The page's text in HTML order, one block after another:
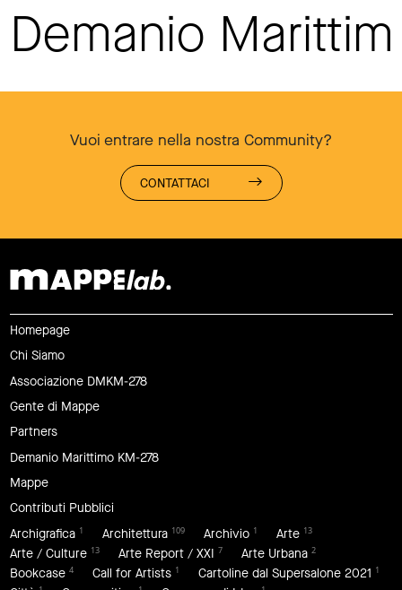
Demanio
Vuoi entrare nella nostra Community?
CONTATTACI
Homepage
Chi Siamo
Associazione DMKM-278
Gente di Mappe
Partners
Demanio Marittimo KM-278
Mappe
Contributi Pubblici
Archigrafica 1 Architettura 109 Archivio 1 Arte 13
Arte / Culture 13 Arte Report / XXI 7 Arte Urbana 2
Bookcase 4 Call for Artists 1 Cartoline dal Supersalone 2021 1